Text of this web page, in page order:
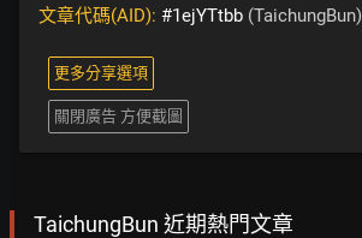
文章代碼(AID): #1ejYTtbb (TaichungBun)
更多分享選項
關閉廣告 方便截圖
TaichungBun 近期熱門文章